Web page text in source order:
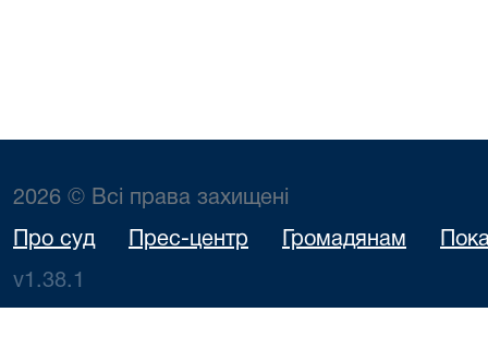
2026 © Всі права захищені
Про суд Прес-центр Громадянам
v1.38.1